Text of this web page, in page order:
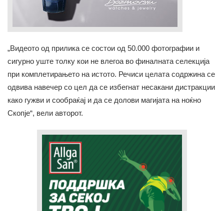
„Видеото од прилика се состои од 50.000 фотографии и
сигурно уште толку кои не влегоа во финалната селекција
при комплетирањето на истото. Речиси целата содржина се
одвива навечер со цел да се избегнат несакани дистракции
како гужви и сообраќај и да се долови магијата на ноќно
Скопје“, вели авторот.